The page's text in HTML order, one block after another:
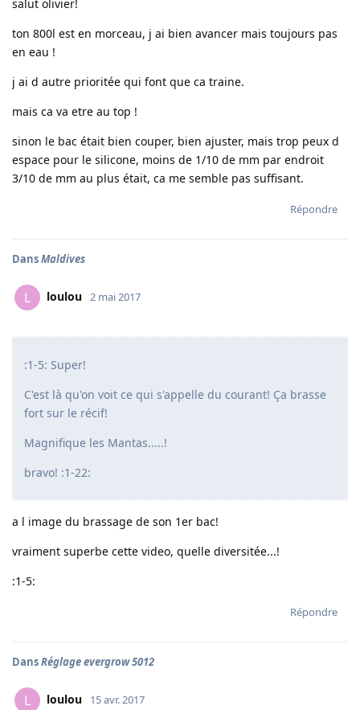
salut olivier!
ton 800l est en morceau, j ai bien avancer mais toujours pas
en eau !
j ai d autre prioritée qui font que ca traine.
mais ca va etre au top !
sinon le bac était bien couper, bien ajuster, mais trop peux d
espace pour le silicone, moins de 1/10 de mm par endroit
3/10 de mm au plus était, ca me semble pas suffisant.
Répondre
DansMaldives
L loulou 2 mai 2017
:1-5: Super!
C'est là qu'on voit ce qui s'appelle du courant! Ça brasse
fort sur le récif!
Magnifique les Mantas.....!
bravo! :1-22:
a l image du brassage de son 1er bac!
vraiment superbe cette video, quelle diversitée...!
:1-5:
Répondre
DansRéglage evergrow 5012
L loulou 15 avr. 2017